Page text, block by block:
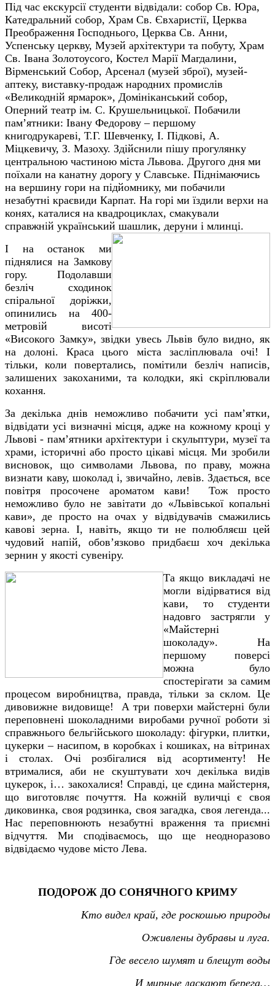
Під час екскурсії студенти відвідали: собор Св. Юра,
Катедральний собор, Храм Св. Євхаристії, Церква
Преображення Господнього, Церква Св. Анни,
Успенську церкву, Музей архітектури та побуту, Храм
Св. Івана Золотоусого, Костел Марії Магдалини,
Вірменський Собор, Арсенал (музей зброї), музей-
аптеку, виставку-продаж народних промислів
«Великодній ярмарок», Домініканський собор,
Оперний театр ім. С. Крушельницької. Побачили
пам’ятники: Івану Федорову – першому
книгодрукареві, Т.Г. Шевченку, І. Підкові, А.
Міцкевичу, З. Мазоху. Здійснили пішу прогулянку
центральною частиною міста Львова. Другого дня ми
поїхали на канатну дорогу у Славське. Піднімаючись
на вершину гори на підйомнику, ми побачили
незабутні краєвиди Карпат. На горі ми їздили верхи на
конях, каталися на квадроциклах, смакували
справжній український шашлик, деруни і млинці.
І на останок ми
піднялися на Замкову
гору. Подолавши
безліч сходинок
спіральної доріжки,
опинились на 400-
метровій висоті
«Високого Замку», звідки увесь Львів було видно, як
на долоні. Краса цього міста засліплювала очі! І
тільки, коли повертались, помітили безліч написів,
залишених закоханими, та колодки, які скріплювали
кохання.
За декілька днів неможливо побачити усі пам’ятки,
відвідати усі визначні місця, адже на кожному кроці у
Львові - пам’ятники архітектури і скульптури, музеї та
храми, історичні або просто цікаві місця. Ми зробили
висновок, що символами Львова, по праву, можна
визнати каву, шоколад і, звичайно, левів. Здається, все
повітря просочене ароматом кави! Тож просто
неможливо було не завітати до «Львівської копальні
кави», де просто на очах у відвідувачів смажились
кавові зерна. І, навіть, якщо ти не полюбляєш цей
чудовий напій, обов’язково придбаєш хоч декілька
зернин у якості сувеніру.
Та якщо викладачі не
могли відірватися від
кави, то студенти
надовго застрягли у
«Майстерні
шоколаду». На
першому поверсі
можна було
спостерігати за самим
процесом виробництва, правда, тільки за склом. Це
дивовижне видовище! А три поверхи майстерні були
переповнені шоколадними виробами ручної роботи зі
справжнього бельгійського шоколаду: фігурки, плитки,
цукерки – насипом, в коробках і кошиках, на вітринах
і столах. Очі розбігалися від асортименту! Не
втрималися, аби не скуштувати хоч декілька видів
цукерок, і… закохалися! Справді, це єдина майстерня,
що виготовляє почуття. На кожній вуличці є своя
диковинка, своя родзинка, своя загадка, своя легенда...
Нас переповнюють незабутні враження та приємні
відчуття. Ми сподіваємось, що ще неодноразово
відвідаємо чудове місто Лева.
ПОДОРОЖ ДО СОНЯЧНОГО КРИМУ
Кто видел край, где роскошью природы
Оживлены дубравы и луга.
Где весело шумят и блещут воды
И мирные ласкают берега…